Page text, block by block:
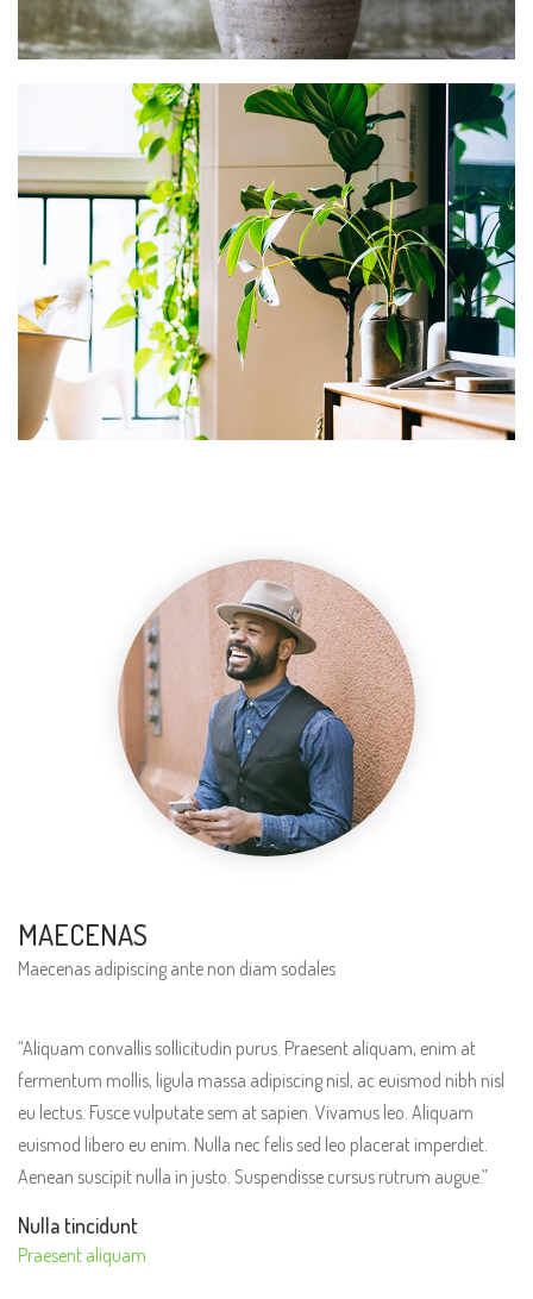
MAECENAS
Maecenas adipiscing ante non diam sodales
“Aliquam convallis sollicitudin purus. Praesent aliquam, enim at
fermentum mollis, ligula massa adipiscing nisl, ac euismod nibh nisl
eu lectus. Fusce vulputate sem at sapien. Vivamus leo. Aliquam
euismod libero eu enim. Nulla nec felis sed leo placerat imperdiet.
Aenean suscipit nulla in justo. Suspendisse cursus rutrum augue.”
Nulla tincidunt
Praesent aliquam